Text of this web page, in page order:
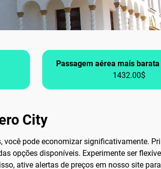
Passagem aérea mais
1432.00$
City
você pode economizar significativamente.
opções disponíveis. Experimente ser
ative alertas de preços em nosso site